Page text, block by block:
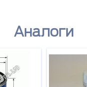
Аналоги